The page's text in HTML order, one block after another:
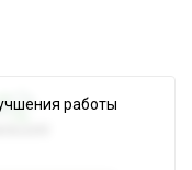
работы